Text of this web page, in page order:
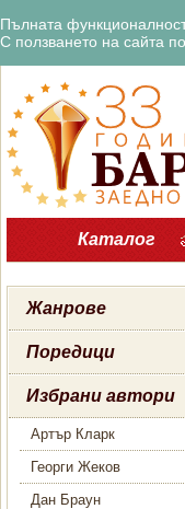
Пълната
С ползването на сайта
Каталог
Жанрове
Поредици
Избрани автори
Артър Кларк
Георги Жеков
Дан Браун